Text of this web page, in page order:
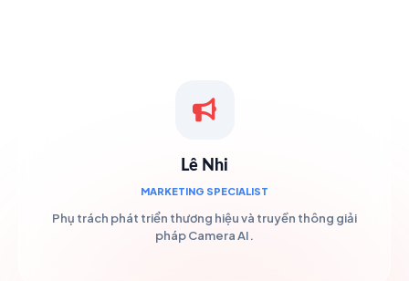
Lê Nhi
MARKETING SPECIALIST
Phụ trách phát triển thương hiệu và truyền thông giải
pháp Camera AI.